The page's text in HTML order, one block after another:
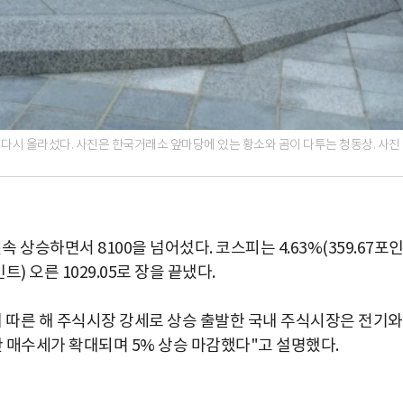
시 올라섰다. 사진은 한국거래소 앞마당에 있는 황소와 곰이 다투는 청동상. 사진
상승하면서 8100을 넘어섰다. 코스피는 4.63%(359.67포인
) 오른 1029.05로 장을 끝냈다.
른 해 주식시장 강세로 상승 출발한 국내 주식시장은 전기와
수세가 확대되며 5% 상승 마감했다"고 설명했다.